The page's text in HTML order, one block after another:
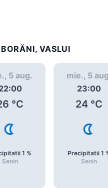
VASLUI
5 aug.
°C
1 %
Senin
mie., 5
23:00
24 °C
Precipitatii 1
Senin